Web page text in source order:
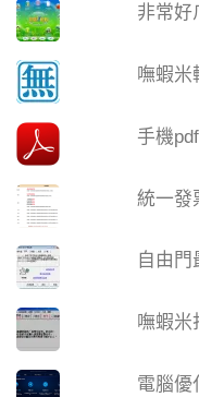
非常好
嘸蝦米
手機
統一發
自由
嘸蝦米
電腦優